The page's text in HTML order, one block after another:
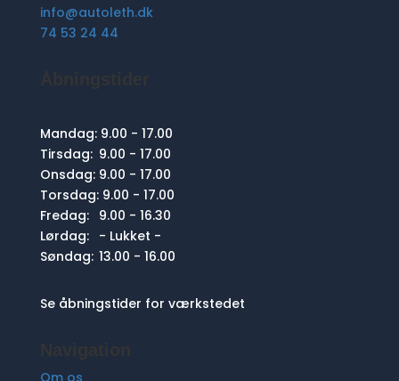
info@autoleth.dk
74 53 24 44
Mandag:9.00 - 17.00
Tirsdag: 9.00 - 17.00
Onsdag:9.00 - 17.00
Torsdag:9.00 - 17.00
Fredag:
9.00 - 16.30
Lørdag:
- Lukket -
Søndag: 13.00 - 16.00
Se åbningstider for værkstedet
Om os